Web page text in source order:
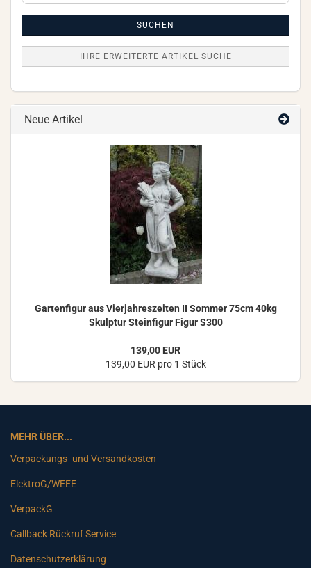
SUCHEN
IHRE ERWEITERTE ARTIKEL SUCHE
Neue Artikel
Gar­ten­fi­gur aus Vier­jah­res­zei­ten II Som­mer 75cm 40kg
Skulp­tur Stein­fi­gur Figur S300
139,00 EUR
139,00 EUR pro 1 Stück
MEHR ÜBER...
Verpackungs- und Versandkosten
ElektroG/WEEE
VerpackG
Callback Rückruf Service
Datenschutzerklärung